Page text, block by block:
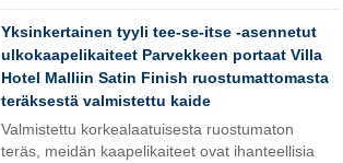
Yksinkertainen tyyli tee-se-itse -asennetut
ulkokaapelikaiteet Parvekkeen portaat Villa
Hotel Malliin Satin Finish ruostumattomasta
teräksestä valmistettu kaide
Valmistettu korkealaatuisesta ruostumaton
teräs , meidän kaapelikaiteet ovat ihanteellisia